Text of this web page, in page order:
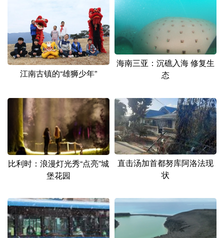
江南古镇的“雄狮少年”
海南三亚：沉礁入海 修复生
态
比利时：浪漫灯光秀“点亮”城
堡花园
直击汤加首都努库阿洛法现
状